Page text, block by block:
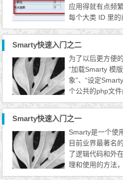
应用得就有点频
每个大类 ID 里
了，而在理解
时，显得有点挺
HP的二维数组循
环即可，而
数组。 在
对于直接在 php
Smarty快速入门之二
为了以后更方便
“加载Smarty 模
象”、“设定
个公共的php文
我们直接reuqire
Smarty快速入门之一
Smarty是一个使
目前业界最著名
了逻辑代码和外
理和使用的方法
杂在一起PHP代